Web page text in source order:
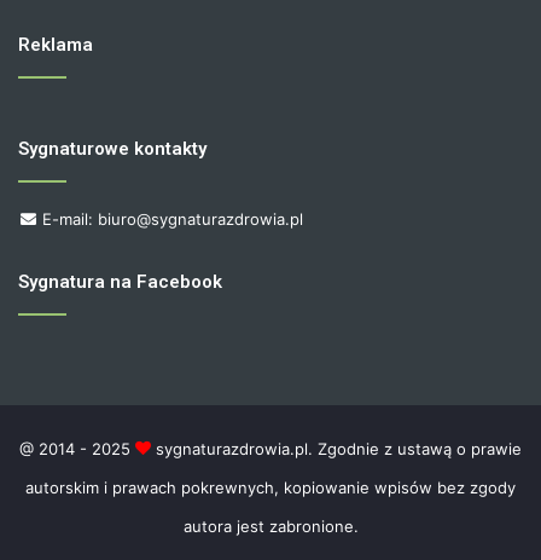
Reklama
Sygnaturowe kontakty
E-mail: biuro@sygnaturazdrowia.pl
Sygnatura na Facebook
@ 2014 - 2025
sygnaturazdrowia.pl. Zgodnie z ustawą o prawie
autorskim i prawach pokrewnych, kopiowanie wpisów bez zgody
autora jest zabronione.